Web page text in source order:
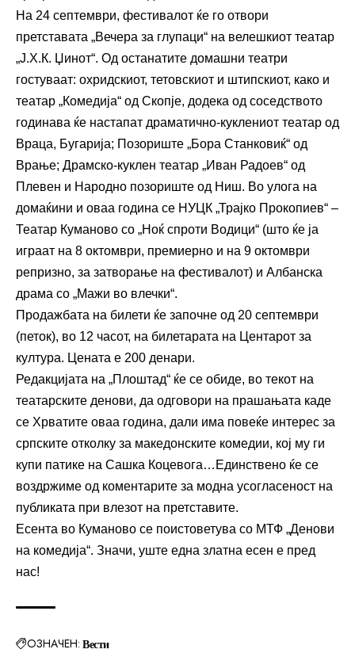
На 24 септември, фестивалот ќе го отвори
претставата „Вечера за глупаци“ на велешкиот театар
„Ј.Х.К. Џинот“. Од останатите домашни театри
гостуваат: охридскиот, тетовскиот и штипскиот, како и
театар „Комедија“ од Скопје, додека од соседството
годинава ќе настапат драмaтично-куклениот театар од
Враца, Бугарија; Позориште „Бора Станковиќ“ од
Врање; Драмско-куклен театар „Иван Радоев“ од
Плевен и Народно позориште од Ниш. Во улога на
домаќини и оваа година се НУЦК „Трајко Прокопиев“ –
Театар Куманово со „Ноќ спроти Водици“ (што ќе ја
играат на 8 октомври, премиерно и на 9 октомври
репризно, за затворање на фестивалот) и Албанска
драма со „Мажи во влечки“.
Продажбата на билети ќе започне од 20 септември
(петок), во 12 часот, на билетарата на Центарот за
култура. Цената е 200 денари.
Редакцијата на „Плоштад“ ќе се обиде, во текот на
театарските денови, да одговори на прашањата каде
се Хрватите оваа година, дали има повеќе интерес за
српските отколку за македонските комедии, кој му ги
купи патике на Сашка Коцевога…Единствено ќе се
воздржиме од коментарите за модна усогласеност на
публиката при влезот на претставите.
Есента во Куманово се поистоветува со МТФ „Денови
на комедија“. Значи, уште една златна есен е пред
нас!
ОЗНАЧЕН: Вести